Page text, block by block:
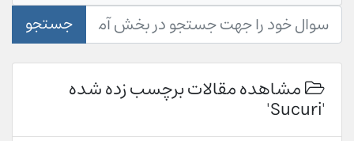
جستجو
مشاهده مقالات برچسب زده شده
'Sucuri'